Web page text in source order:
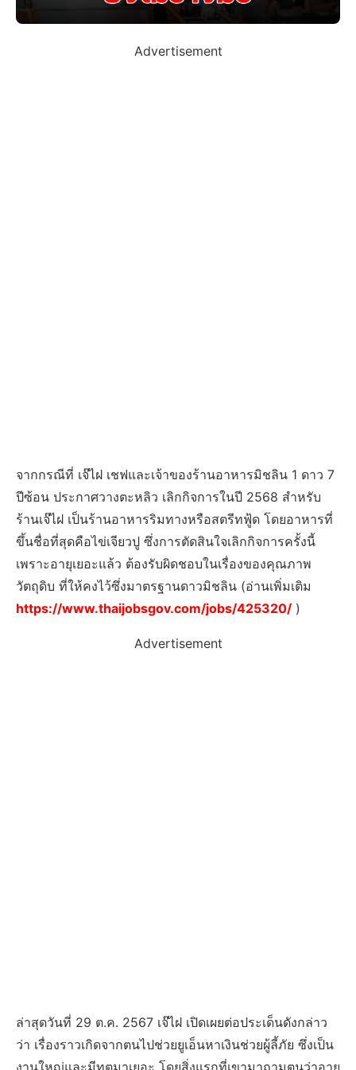
Advertisement
จากกรณีที่ เจ๊ไฝ เชฟและเจ้าของร้านอาหารมิชลิน 1 ดาว 7
ปีซ้อน ประกาศวางตะหลิว เลิกกิจการในปี 2568 สำหรับ
ร้านเจ๊ไฝ เป็นร้านอาหารริมทางหรือสตรีทฟู้ด โดยอาหารที่
ขึ้นชื่อที่สุดคือไข่เจียวปู ซึ่งการตัดสินใจเลิกกิจการครั้งนี้
เพราะอายุเยอะแล้ว ต้องรับผิดชอบในเรื่องของคุณภาพ
วัตถุดิบ ที่ให้คงไว้ซึ่งมาตรฐานดาวมิชลิน (อ่านเพิ่มเติม
https://www.thaijobsgov.com/jobs/425320/ )
Advertisement
ล่าสุดวันที่ 29 ต.ค. 2567 เจ๊ไฝ เปิดเผยต่อประเด็นดังกล่าว
ว่า เรื่องราวเกิดจากตนไปช่วยยูเอ็นหาเงินช่วยผู้ลี้ภัย ซึ่งเป็น
งานใหญ่และมีทูตมาเยอะ โดยสิ่งแรกที่เขามาถามตนว่าอายุ